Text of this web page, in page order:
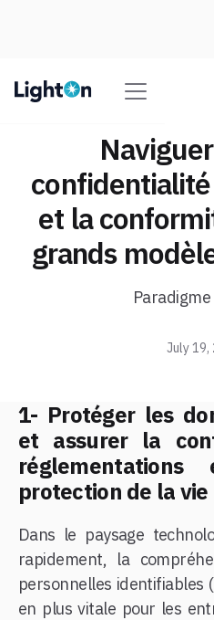
et la
grands
July 19,
1- Protéger les
et assurer la
protection de la vie
Dans le paysage
rapidement, la
personnelles identifiables
en plus vitale pour les